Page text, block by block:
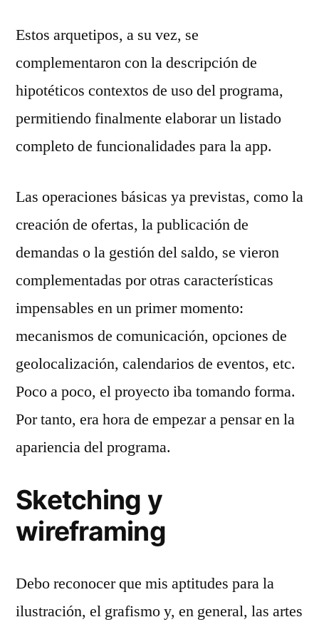
Estos arquetipos, a su vez, se
complementaron con la descripción de
hipotéticos contextos de uso del programa,
permitiendo finalmente elaborar un listado
completo de funcionalidades para la app.
Las operaciones básicas ya previstas, como la
creación de ofertas, la publicación de
demandas o la gestión del saldo, se vieron
complementadas por otras características
impensables en un primer momento:
mecanismos de comunicación, opciones de
geolocalización, calendarios de eventos, etc.
Poco a poco, el proyecto iba tomando forma.
Por tanto, era hora de empezar a pensar en la
apariencia del programa.
Sketching y
wireframing
Debo reconocer que mis aptitudes para la
ilustración, el grafismo y, en general, las artes